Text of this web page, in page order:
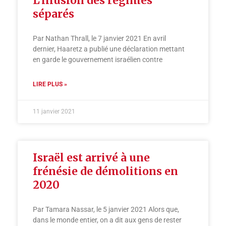
séparés
Par Nathan Thrall, le 7 janvier 2021 En avril
dernier, Haaretz a publié une déclaration mettant
en garde le gouvernement israélien contre
LIRE PLUS »
11 janvier 2021
Israël est arrivé à une
frénésie de démolitions en
2020
Par Tamara Nassar, le 5 janvier 2021 Alors que,
dans le monde entier, on a dit aux gens de rester